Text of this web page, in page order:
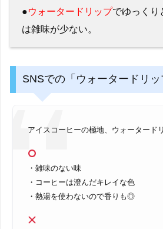
●ウォータードリップでゆっくり
は雑味が少ない。
SNSでの「ウォータードリ
アイスコーヒーの極地、ウォータード
・雑味のない味
・コーヒーは澄んだキレイな色
・熱湯を使わないので香りも◎